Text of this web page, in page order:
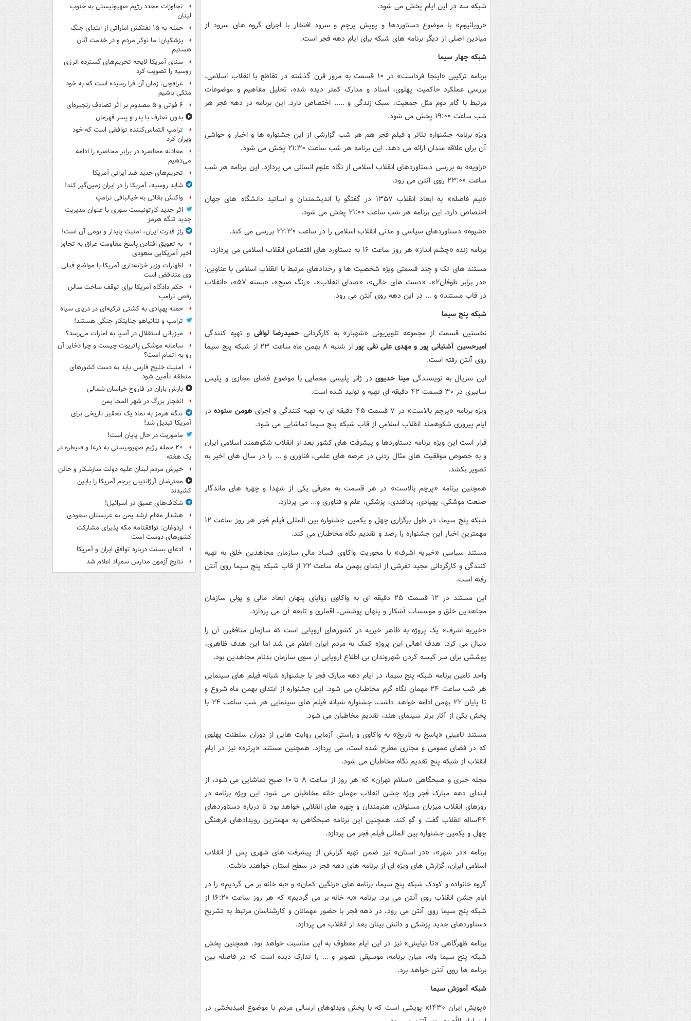
شبکه سه در این ایام پخش می شود.
«رویانیوم» با موضوع دستاوردها و پویش پرچم و سرود افتخار با اجرای گروه های سرود از
میادین اصلی از دیگر برنامه های شبکه برای ایام دهه فجر است.
شبکه چهار سیما
برنامه ترکیبی «اینجا فرداست» در ۱۰ قسمت به مرور قرن گذشته در تقاطع با انقلاب اسلامی،
بررسی عملکرد حاکمیت پهلوی، اسناد و مدارک کمتر دیده شده، تحلیل مفاهیم و موضوعات
مرتبط با گام دوم مثل جمعیت، سبک زندگی و ..... اختصاص دارد. این برنامه در دهه فجر هر
شب ساعت ۱۹:۰۰ پخش می شود.
ویژه برنامه جشنواره تئاتر و فیلم فجر هم هر شب گزارشی از این جشنواره ها و اخبار و حواشی
آن برای علاقه مندان ارائه می دهد. این برنامه هر شب ساعت ۲۱:۳۰ پخش می شود.
«زاویه» به بررسی دستاوردهای انقلاب اسلامی از نگاه علوم انسانی می پردازد. این برنامه هر شب
ساعت ۲۳:۰۰ روی آنتن می رود.
«نیم فاصله» به ابعاد انقلاب ۱۳۵۷ در گفتگو با اندیشمندان و اساتید دانشگاه های جهان
اختصاص دارد. این برنامه هر شب ساعت ۲۱:۰۰ پخش می شود.
«شیوه» دستاوردهای سیاسی و مدنی انقلاب اسلامی را در ساعت ۲۲:۳۰ بررسی می کند.
برنامه زنده «چشم انداز» هر روز ساعت ۱۶ به دستاورد های اقتصادی انقلاب اسلامی می پردازد.
مستند های تک و چند قسمتی ویژه شخصیت ها و رخدادهای مرتبط با انقلاب اسلامی با عناوین:
«در برابر طوفان۲»، «دست های خالی»، «صدای انقلاب»، «رنگ صبح»، «بسته ۵۷»، «انقلاب
در قاب مستند» و ... در این دهه روی آنتن می رود.
شبکه پنج سیما
نخستین قسمت از مجموعه تلویزیونی «شهباز» به کارگردانی حمیدرضا لوافی و تهیه کنندگی
امیرحسین آشتیانی پور و مهدی علی نقی پور
از شنبه ۸ بهمن ماه ساعت ۲۳ از شبکه پنج سیما
روی آنتن رفته است.
این سریال به نویسندگی مینا خدیوی در ژانر پلیسی معمایی با موضوع فضای مجازی و پلیس
سایبری در ۳۰ قسمت ۴۲ دقیقه ای تهیه و تولید شده است.
ویژه برنامه «پرچم بالاست» در ۷ قسمت ۴۵ دقیقه ای به تهیه کنندگی و اجرای
هومن ستوده در
ایام پیروزی شکوهمند انقلاب اسلامی از قاب شبکه پنج سیما تماشایی می شود.
قرار است این ویژه برنامه دستاوردها و پیشرفت های کشور بعد از انقلاب شکوهمند اسلامی ایران
و به خصوص موفقیت های مثال زدنی در عرصه های علمی، فناوری و ... را در سال های اخیر به
تصویر بکشد.
همچنین برنامه «پرچم بالاست» در هر قسمت به معرفی یکی از شهدا و چهره های ماندگار
صنعت موشکی، پهپادی، پدافندی، پزشکی، علم و فناوری و... می پردازد.
شبکه پنج سیما، در طول برگزاری چهل و یکمین جشنواره بین المللی فیلم فجر هر روز ساعت ۱۲
مهمترین اخبار این جشنواره را رصد و تقدیم نگاه مخاطبان می کند.
مستند سیاسی «خیریه اشرف» با محوریت واکاوی فساد مالی سازمان مجاهدین خلق به تهیه
کنندگی و کارگردانی مجید تفرشی از ابتدای بهمن ماه ساعت ۲۲ از قاب شبکه پنج سیما روی آنتن
رفته است.
این مستند در ۱۲ قسمت ۲۵ دقیقه ای به واکاوی زوایای پنهان ابعاد مالی و پولی سازمان
مجاهدین خلق و موسسات آشکار و پنهان پوششی، اقماری و تابعه آن می پردازد.
«خیریه اشرف» یک پروژه به ظاهر خیریه در کشورهای اروپایی است که سازمان منافقین آن را
دنبال می کرد. هدف اهالی این پروژه کمک به مردم ایران اعلام می شد اما این هدف ظاهری،
پوششی برای سر کیسه کردن شهروندان بی اطلاع اروپایی از سوی سازمان بدنام مجاهدین بود.
واحد تامین برنامه شبکه پنج سیما، در ایام دهه مبارک فجر با جشنواره شبانه فیلم های سینمایی
هر شب ساعت ۲۴ مهمان نگاه گرم مخاطبان می شود. این جشنواره از ابتدای بهمن ماه شروع و
تا پایان ۲۲ بهمن ادامه خواهد داشت. جشنواره شبانه فیلم های سینمایی هر شب ساعت ۲۴ با
پخش یکی از آثار برتر سینمای هند، تقدیم مخاطبان می شود.
مستند تامینی «پاسخ به تاریخ» به واکاوی و راستی آزمایی روایت هایی از دوران سلطنت پهلوی
که در فضای عمومی و مجازی مطرح شده است، می پردازد. همچنین مستند «پرتره» نیز در ایام
انقلاب از شبکه پنج تقدیم نگاه مخاطبان می شود.
مجله خبری و صبحگاهی «سلام تهران» که هر روز از ساعت ۸ تا ۱۰ صبح تماشایی می شود، از
ابتدای دهه مبارک فجر ویژه جشن انقلاب مهمان خانه مخاطبان می شود. این ویژه برنامه در
روزهای انقلاب میزبان مسئولان، هنرمندان و چهره های انقلابی خواهد بود تا درباره دستاوردهای
۴۴ساله انقلاب گفت و گو کند. همچنین این برنامه صبحگاهی به مهمترین رویدادهای فرهنگی
چهل و یکمین جشنواره بین المللی فیلم فجر می پردازد.
برنامه «در شهر»، «در استان» نیز ضمن تهیه گزارش از پیشرفت های شهری پس از انقلاب
اسلامی ایران، گزارش های ویژه ای از برنامه های دهه فجر در سطح استان خواهند داشت.
گروه خانواده و کودک شبکه پنج سیما، برنامه های «رنگین کمان» و «به خانه بر می گردیم» را در
ایام جشن انقلاب روی آنتن می برد. برنامه «به خانه بر می گردیم» که هر روز ساعت ۱۶:۲۰ از
شبکه پنج سیما روی آنتن می رود، در دهه فجر با حضور مهمانان و کارشناسان مرتبط به تشریح
دستاوردهای جدید پزشکی و دانش بینان بعد از انقلاب می پردازد.
برنامه ظهرگاهی «تا نیایش» نیز در این ایام معطوف به این مناسبت خواهد بود. همچنین پخش
شبکه پنج سیما وله، میان برنامه، موسیقی تصویر و ... را تدارک دیده است که در فاصله بین
برنامه ها روی آنتن خواهد برد.
شبکه آموزش سیما
«پویش ایران ۱۴۳۰» پویشی است که با پخش ویدئوهای ارسالی مردم با موضوع امیدبخشی در
تجاوزات مجدد رژیم صهیونیستی به جنوب
لبنان
حمله به ۱۵ نفتکش‌ اماراتی از ابتدای جنگ
پزشکیان: ما نوکر مردم و در خدمت آنان
هستیم
سنای آمریکا لایحه تحریم‌های گسترده انرژی
روسیه را تصویب کرد
عراقچی: زمان آن فرا رسیده است که به خود
متکی باشیم
۶ فوتی و ۵ مصدوم بر اثر تصادف زنجیره‌ای
بدون تعارف با پدر و پسر قهرمان
ترامپ التماس‌کننده توافقی است که خود
ویران کرد
معادله محاصره در برابر محاصره را ادامه
می‌دهیم
تحریم‌های جدید ضد ایرانی آمریکا
شاید روسیه، آمریکا را در ایران زمین‌گیر کند!
واکنش بقائی به خیالبافی ترامپ
اثر جدید کارتونیست سوری با عنوان مدیریت
جدید تنگه هرمز
راز قدرت ایران، امنیت پایدار و بومی آن است!
به تعویق افتادن پاسخ مقاومت عراق به تجاوز
اخیر آمریکایی سعودی
اظهارات وزیر خزانه‌داری آمریکا با مواضع قبلی
وی متناقض است
حکم دادگاه آمریکا برای توقف ساخت سالن
رقص ترامپ
حمله پهپادی به کشتی ترکیه‌ای در دریای سیاه
ترامپ و نتانیاهو جنایتکار جنگی هستند!
میزبانی استقلال در آسیا به امارات می‌رسد؟
سامانه موشکی پاتریوت چیست و چرا ذخایر آن
رو به اتمام است؟
امنیت خلیج فارس باید به دست کشورهای
منطقه تأمین شود
بارش باران در فاروج خراسان شمالی
انفجار بزرگ در شهر المخا یمن
تنگه هرمز به نماد یک تحقیر تاریخی برای
آمریکا تبدیل شد!
ماموریت در حال پایان است!
۲۰ حمله رژیم صهیونیستی به درعا و قنیطره در
یک هفته
خیزش مردم لبنان علیه دولت سازشکار و خائن
معترضان آرژانتینی پرچم آمریکا را پایین
کشیدند
شکاف‌های عمیق در اسرائیل!
هشدار مقام ارشد یمن به عربستان سعودی
اردوغان: توافقنامه مکه پذیرای مشارکت
کشورهای دوست است
ادعای بسنت درباره توافق ایران و آمریکا
نتایج آزمون مدارس سمپاد اعلام شد